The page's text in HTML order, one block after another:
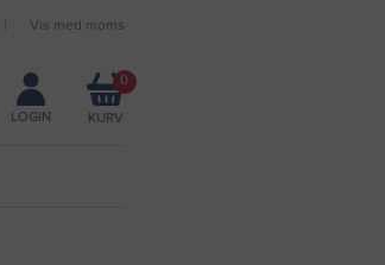
Forbliv logget ind
Vis med moms
LOGIN
0